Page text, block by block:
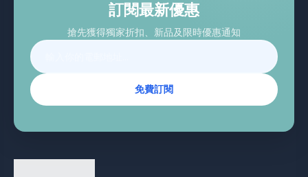
訂閱最新優惠
搶先獲得獨家折扣、新品及限時優惠通知
免費訂閱